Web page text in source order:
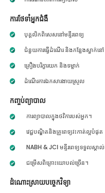
ការថែទាំអ្នកជំងឺ
បុគ្គលិកពិសេសនៅមន្ទីរពេទ្យ
ជំនួយការធ្វើដំណើរ និងកន្លែងស្នាក់នៅ
គ្រឿងបរិក្ខារយក និងទម្លាក់
ដំណើរការឯកសារងាយស្រួល
កញ្ចប់ព្យាបាល
ការព្យាបាលក្នុងថវិការបស់អ្នក។
វេជ្ជបណ្ឌិតនិងគ្រូពេទ្យវះកាត់ល្អបំផុត
NABH & JCI មន្ទីរពេទ្យទទួលស្គាល់
ជម្រើសពិគ្រោះយោបល់ច្រើន។
ដំណោះស្រាយបច្ចេកវិទ្យា